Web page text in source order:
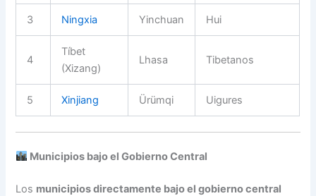
3 Ningxia Yinchuan Hui
4
Tíbet
(Xizang)
Lhasa Tibetanos
5 Xinjiang Ürümqi Uigures
Municipios bajo el Gobierno Central
Los municipios directamente bajo el gobierno central